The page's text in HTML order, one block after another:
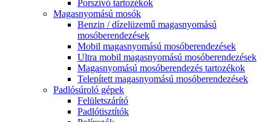
Porszívó tartozékok
Magasnyomású mosók
Benzin / dízelüzemű magasnyomású
mosóberendezések
Mobil magasnyomású mosóberendezések
Ultra mobil magasnyomású mosóberendezések
Magasnyomású mosóberendezés tartozékok
Telepített magasnyomású mosóberendezések
Padlósúroló gépek
Felületszárító
Padlótisztítók